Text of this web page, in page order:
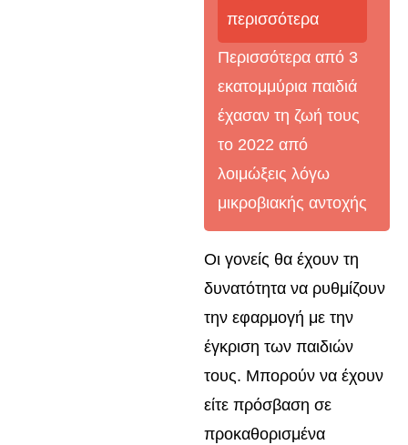
περισσότερα
Περισσότερα από 3
εκατομμύρια παιδιά
έχασαν τη ζωή τους
το 2022 από
λοιμώξεις λόγω
μικροβιακής αντοχής
Οι γονείς θα έχουν τη
δυνατότητα να ρυθμίζουν
την εφαρμογή με την
έγκριση των παιδιών
τους. Μπορούν να έχουν
είτε πρόσβαση σε
προκαθορισμένα